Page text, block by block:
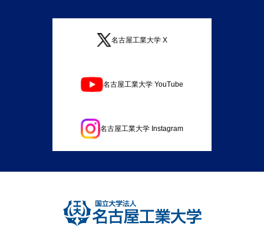
名古屋工業大学 X
名古屋工業大学 YouTube
名古屋工業大学 Instagram